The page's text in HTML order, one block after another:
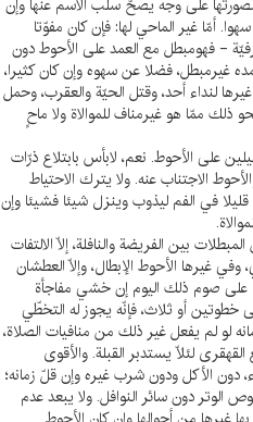
على وجه يصحّ سلب الاسم عنها وإن
أمّا غير الماحي لها: فإن كان مفوّتا
- فهومبطل مع العمد على الأحوط دون
غيرمبطل، فضلا عن سهوه وإن كان كثيرا،
غيرها لنداء أحد، وقتل الحيّة والعقرب، وحمل
ذلك ممّا هو غيرمناف للموالاة ولا ماحٍ
على الأحوط. نعم، لابأس بابتلاع ذرّات
الاجتناب عنه. ولا يترك الاحتياط
في الفم ليذوب وينزل شيئا فشيئا وإن
بين الفريضة والنافلة، إلّا الالتفات
وفي غيرها الأحوط الإبطال، وإلّا العطشان
على صوم ذلك اليوم إن خشي مفاجأة
خطوتين أو ثلاث، فإنّه يجوز له التخطّي
لو لم يفعل غير ذلك من منافيات الصلاة،
لئلّا يستدبر القبلة. والأقوى
دون الأكل ودون شرب غيره وإن قلّ زمانه؛
الوتر دون سائر النوافل. ولا يبعد عدم